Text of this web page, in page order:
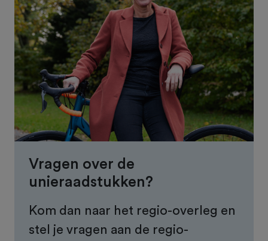
Vragen over de
unieraadstukken?
Kom dan naar het regio-overleg en
stel je vragen aan de regio-